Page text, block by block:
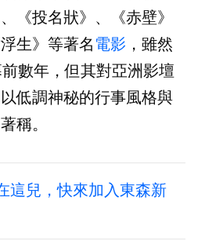
《投名狀》、《赤壁》
生》等著名 電影 ，雖然
數年，但其對亞洲影壇
低調神秘的行事風格與
稱。
這兒，快來加入東森新